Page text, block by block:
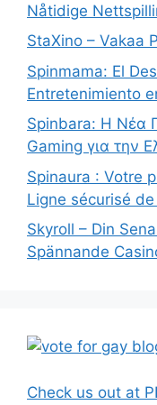
Nåtidige
StaXino – Vakaa
Spinmama: El
Entretenimiento
Spinbara: Η Νέα
Gaming για την
Spinaura : Votre
Ligne sécurisé
Skyroll – Din
Spännande
Check us out at